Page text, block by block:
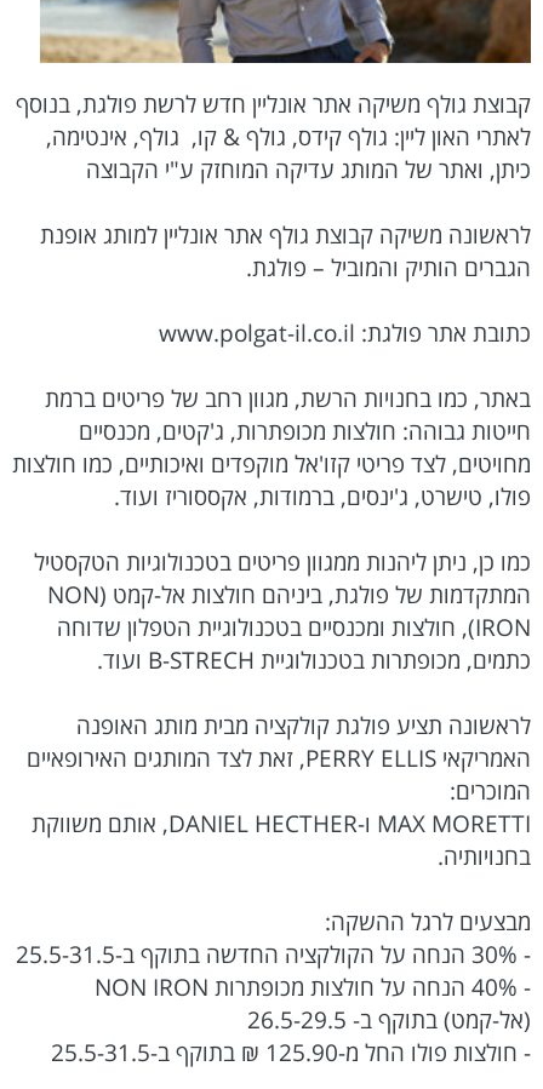
קבוצת גולף משיקה אתר אונליין חדש לרשת פולגת, בנוסף
‏לאתרי האון ליין: גולף קידס, גולף & קו,‏‎ ‎‏ גולף, אינטימה,
‏כיתן, ואתר של המותג עדיקה המוחזק ע"י הקבוצה
לראשונה משיקה קבוצת גולף אתר אונליין למותג אופנת
הגברים הותיק והמוביל – ‏פולגת.‏
כתובת אתר פולגת:‏ www.polgat-il.co.il
באתר, כמו בחנויות הרשת, מגוון רחב של פריטים ברמת
חייטות גבוהה: חולצות ‏מכופתרות, ג'קטים, מכנסיים
מחויטים, לצד פריטי קזו'אל מוקפדים ואיכותיים, כמו ‏חולצות
פולו, טישרט, ג'ינסים, ברמודות, אקססוריז ועוד.‏
כמו כן, ניתן ליהנות ממגוון פריטים בטכנולוגיות הטקסטיל
המתקדמות של פולגת, ‏ביניהם חולצות אל-קמט (‏NON
IRON‏), חולצות ומכנסיים בטכנולוגיית הטפלון ‏שדוחה
כתמים, מכופתרות בטכנולוגיית ‏B-STRECH‏ ועוד.‏
לראשונה תציע פולגת קולקציה מבית מותג האופנה
האמריקאי ‏PERRY ELLIS‏, זאת ‏לצד המותגים האירופאיים
המוכרים: ‏‎
MAX MORETTI‏ ו-‏DANIEL HECTHER‏, אותם משווקת
בחנויותיה.‏
מבצעים לרגל ההשקה:
- 30% הנחה על הקולקציה החדשה בתוקף ב-25.5-31.5
(אל-קמט) בתוקף ב- 26.5-29.5‏
- חולצות פולו החל מ-125.90 ₪ בתוקף ב-25.5-31.5‏